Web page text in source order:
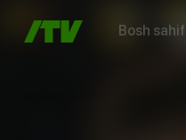
Bosh